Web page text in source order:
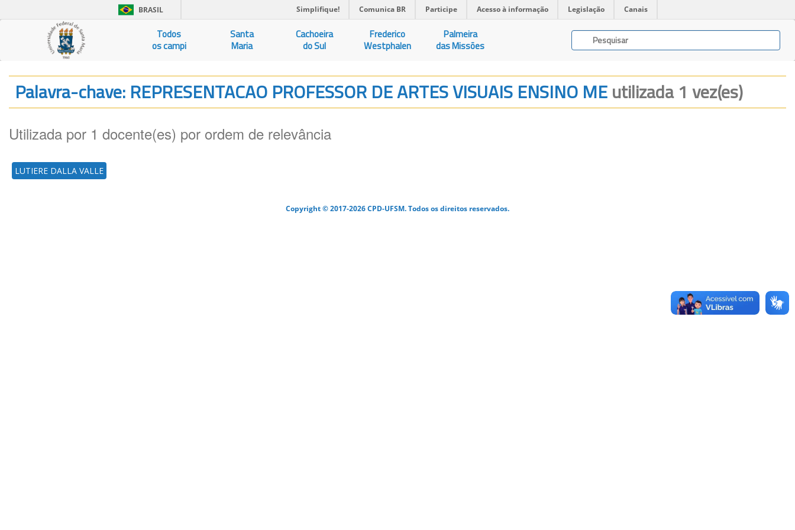
BRASIL Simplifique! Comunica BR Participe Acesso à informação Legislação Canais
Todos
os campi
Santa
Maria
Cachoeira
do Sul
Frederico
Westphalen
Palmeira
das Missões
Palavra-chave: REPRESENTACAO PROFESSOR DE ARTES VISUAIS ENSINO MEutilizada 1 vez(es)
Utilizada por 1 docente(es) por ordem de relevância
LUTIERE DALLA VALLE
Copyright © 2017-2026 CPD-UFSM. Todos os direitos reservados.